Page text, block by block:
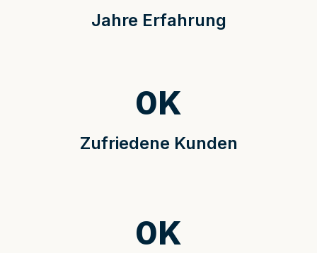
Jahre Erfahrung
Zufriedene Kunden
0K
0K